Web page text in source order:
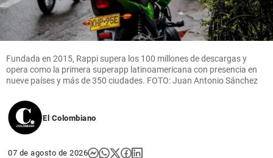
Fundada en 2015, Rappi supera los 100 millones de descargas y
opera como la primera superapp latinoamericana con presencia en
nueve países y más de 350 ciudades. FOTO: Juan Antonio Sánchez
El Colombiano
07 de agosto de 2026